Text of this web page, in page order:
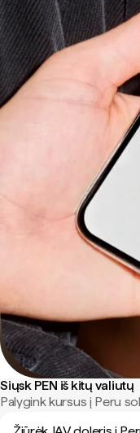
Siųsk PEN iš kitų valiutų
Palygink kursus į Peru